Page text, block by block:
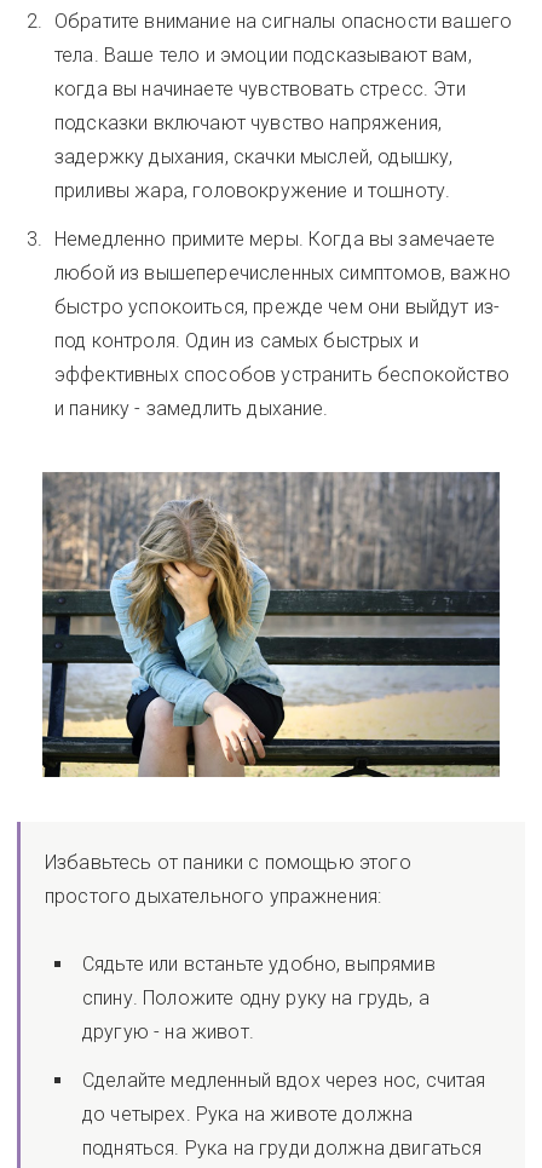
Обратите внимание на сигналы опасности вашего
тела. Ваше тело и эмоции подсказывают вам,
когда вы начинаете чувствовать стресс. Эти
подсказки включают чувство напряжения,
задержку дыхания, скачки мыслей, одышку,
приливы жара, головокружение и тошноту.
Немедленно примите меры. Когда вы замечаете
любой из вышеперечисленных симптомов, важно
быстро успокоиться, прежде чем они выйдут из-
под контроля. Один из самых быстрых и
эффективных способов устранить беспокойство
и панику - замедлить дыхание.
Избавьтесь от паники с помощью этого
простого дыхательного упражнения:
Сядьте или встаньте удобно, выпрямив
спину. Положите одну руку на грудь, а
другую - на живот.
Сделайте медленный вдох через нос, считая
до четырех. Рука на животе должна
подняться. Рука на груди должна двигаться